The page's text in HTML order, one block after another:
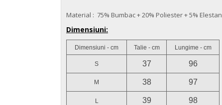
Material : 75% Bumbac + 20% Poliester + 5% Elestan
Dimensiuni:
Dimensiuni - cm Talie - cm Lungime - cm
S 37 96
M 38 97
L 39 98